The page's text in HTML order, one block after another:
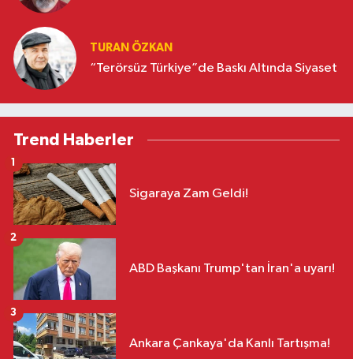
TURAN ÖZKAN
“Terörsüz Türkiye”de Baskı Altında Siyaset
Trend Haberler
Sigaraya Zam Geldi!
1
ABD Başkanı Trump'tan İran'a uyarı!
2
Ankara Çankaya'da Kanlı Tartışma!
3